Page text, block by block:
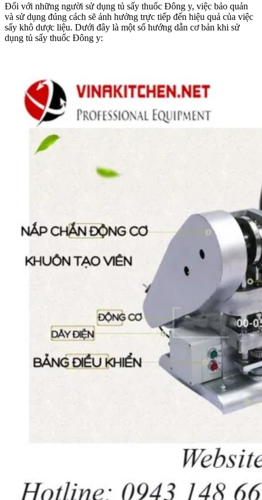
Đối với những người sử dụng tủ sấy thuốc Đông y, việc bảo quản
và sử dụng đúng cách sẽ ảnh hưởng trực tiếp đến hiệu quả của việc
sấy khô dược liệu. Dưới đây là một số hướng dẫn cơ bản khi sử
dụng tủ sấy thuốc Đông y: